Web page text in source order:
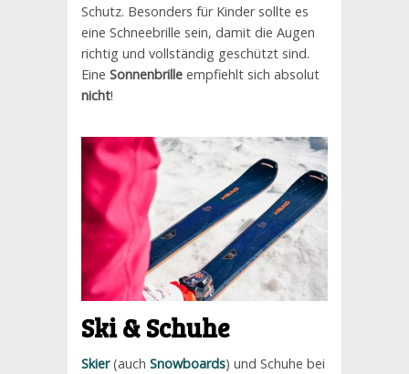
Schutz. Besonders für Kinder sollte es
eine Schneebrille sein, damit die Augen
richtig und vollständig geschützt sind.
Eine Sonnenbrille empfiehlt sich absolut
nicht!
Ski & Schuhe
Skier(auch Snowboards) und Schuhe bei